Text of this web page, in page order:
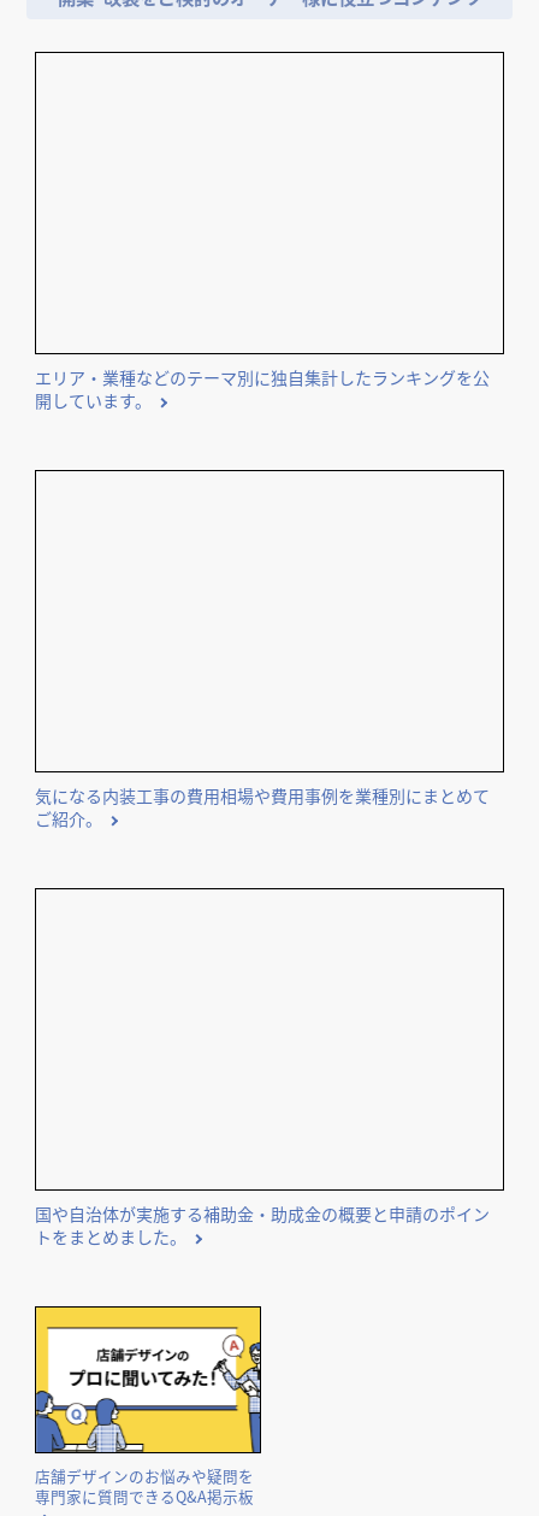
6TH SENSE dacō 御茶ノ水店 dacō 桜新町
エリア・業種などのテーマ別に独自集計したランキングを公
開しています。
気になる内装工事の費用相場や費用事例を業種別にまとめて
ご紹介。
国や自治体が実施する補助金・助成金の概要と申請のポイン
トをまとめました。
店舗デザインのお悩みや疑問を
専門家に質問できるQ&A掲示板